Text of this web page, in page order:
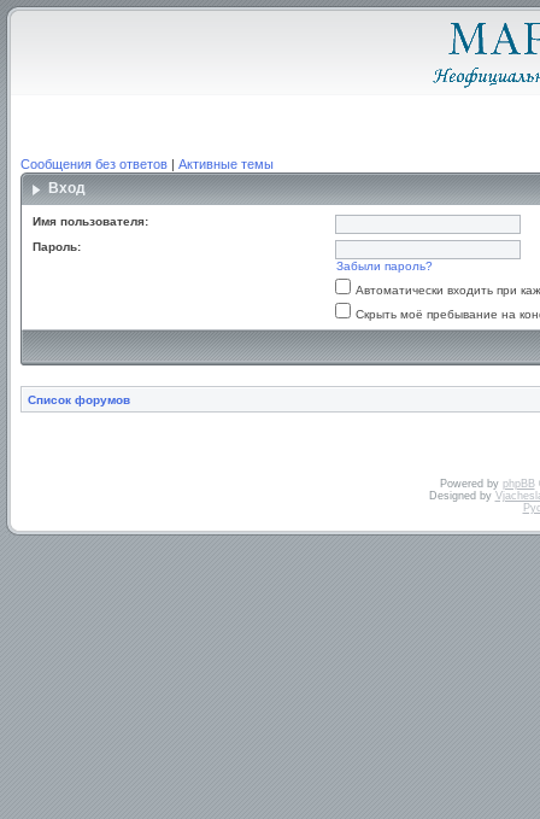
Сообщения без ответов | Активные темы
Вход
Имя пользователя:
Пароль:
Забыли пароль?
Автоматически входить при
Скрыть моё пребывание на
Список форумов
Powered by phpBB
Designed by